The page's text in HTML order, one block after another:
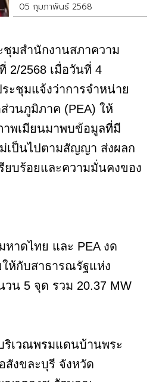
05 กุมภาพันธ์ 2568
ชุมสำนักงานสภาความ
2/2568 เมื่อวันที่ 4
ะชุมแจ้งว่าการจำหน่าย
วนภูมิภาค (PEA) ให้
พเมียนมาพบข้อมูลที่มี
เป็นไปตามสัญญา ส่งผลก
ยบร้อยและความมั่นคงของ
หาดไทย และ PEA งด
ห้กับสาธารณรัฐแห่ง
น 5 จุด รวม 20.37 MW
ริเวณพรมแดนบ้านพระ
สังขละบุรี จังหวัด